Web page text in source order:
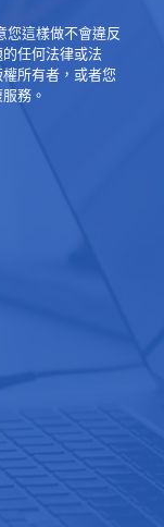
您這樣做不會違反
任何法律或法
所有者，或者您
務。